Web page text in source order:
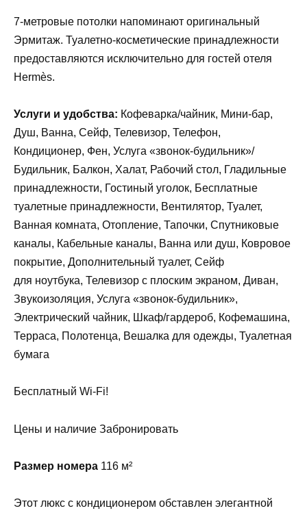
7-метровые потолки напоминают оригинальный
Эрмитаж. Туалетно-косметические принадлежности
предоставляются исключительно для гостей отеля
Hermès.
Услуги и удобства: Кофеварка/чайник, Мини-бар,
Душ, Ванна, Сейф, Телевизор, Телефон,
Кондиционер, Фен, Услуга «звонок-будильник»/
Будильник, Балкон, Халат, Рабочий стол, Гладильные
принадлежности, Гостиный уголок, Бесплатные
туалетные принадлежности, Вентилятор, Туалет,
Ванная комната, Отопление, Тапочки, Спутниковые
каналы, Кабельные каналы, Ванна или душ, Ковровое
покрытие, Дополнительный туалет, Сейф
для ноутбука, Телевизор с плоским экраном, Диван,
Звукоизоляция, Услуга «звонок-будильник»,
Электрический чайник, Шкаф/гардероб, Кофемашина,
Терраса, Полотенца, Вешалка для одежды, Туалетная
бумага
Бесплатный Wi-Fi!
Цены и наличие Забронировать
Размер номера 116 м²
Этот люкс с кондиционером обставлен элегантной